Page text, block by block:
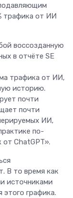
трафика от ИИ
воссозданную
в отчёте SE
трафика от ИИ,
историю.
почти
почти
ИИ,
по-
ChatGPT».
В то время как
источниками
этого графика.